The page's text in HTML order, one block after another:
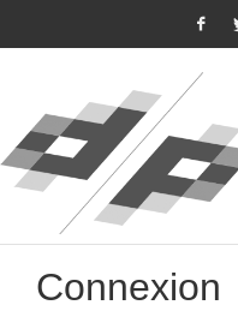
Connexion